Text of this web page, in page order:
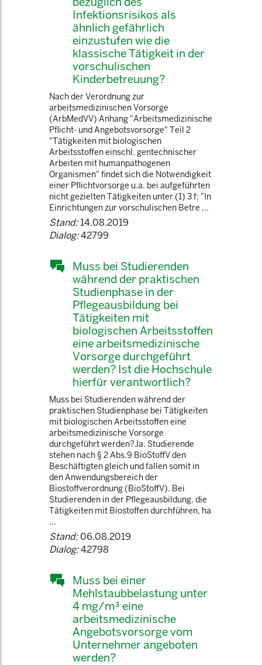
Infektionsrisikos als
ähnlich gefährlich
einzustufen wie die
klassische Tätigkeit in der
vorschulischen
Kinderbetreuung?
Nach der Verordnung zur
arbeitsmedizinischen Vorsorge
(ArbMedVV) Anhang "Arbeitsmedizinische
Pflicht- und Angebotsvorsorge" Teil 2
"Tätigkeiten mit biologischen
Arbeitsstoffen einschl. gentechnischer
Arbeiten mit humanpathogenen
Organismen" findet sich die Notwendigkeit
einer Pflichtvorsorge u.a. bei aufgeführten
nicht gezielten Tätigkeiten unter (1) 3 f: "In
Einrichtungen zur vorschulischen Betre ...
Stand:14.08.2019
Dialog:42799
Muss bei Studierenden
während der praktischen
Studienphase in der
Pflegeausbildung bei
Tätigkeiten mit
biologischen Arbeitsstoffen
eine arbeitsmedizinische
Vorsorge durchgeführt
werden? Ist die Hochschule
hierfür verantwortlich?
Muss bei Studierenden während der
praktischen Studienphase bei Tätigkeiten
mit biologischen Arbeitsstoffen eine
arbeitsmedizinische Vorsorge
durchgeführt werden?Ja. Studierende
stehen nach § 2 Abs.9 BioStoffV den
Beschäftigten gleich und fallen somit in
den Anwendungsbereich der
Biostoffverordnung (BioStoffV). Bei
Studierenden in der Pflegeausbildung, die
Tätigkeiten mit Biostoffen durchführen, ha
...
Stand:06.08.2019
Dialog:42798
Muss bei einer
Mehlstaubbelastung unter
4 mg/m³ eine
arbeitsmedizinische
Angebotsvorsorge vom
Unternehmer angeboten
werden?